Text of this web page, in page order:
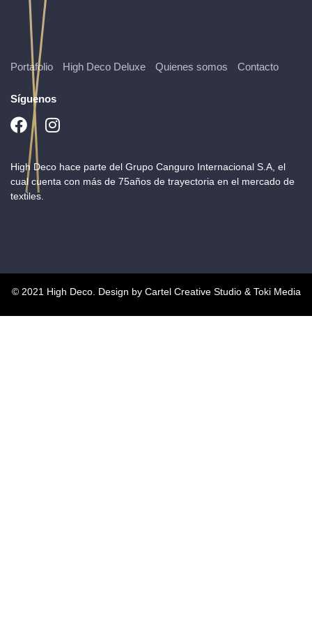
Portafolio High Deco Deluxe Quienes somos Contacto
Síguenos
High Deco hace parte del Grupo Canguro Internacional S.A, el
cual cuenta con más de 75años de trayectoria en el mercado de
textiles.
© 2021 High Deco. Design by Cartel Creative Studio & Toki Media